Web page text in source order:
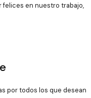
felices en nuestro trabajo,
por todos los que desean